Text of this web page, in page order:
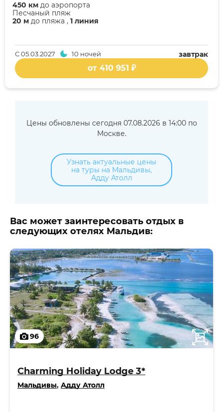
20 м до пляжа , 1 линия
Песчаный пляж
450 км до аэропорта
завтрак
С05.03.2027 10 ночей
от 410 951 ₽
Цены обновлены сегодня 07.08.2026 в 14:00 по
Москве.
Узнать актуальные цены
на туры на Мальдивы,
Адду Атолл
Вас может заинтересовать отдых в
следующих отелях Мальдив:
96
Charming Holiday Lodge 3*
Мальдивы, Адду Атолл